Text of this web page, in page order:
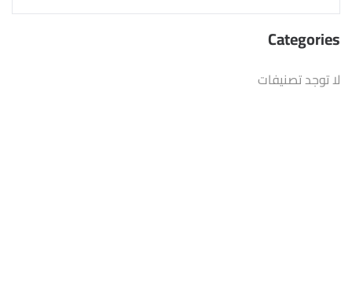
Categories
لا توجد تصنيفات